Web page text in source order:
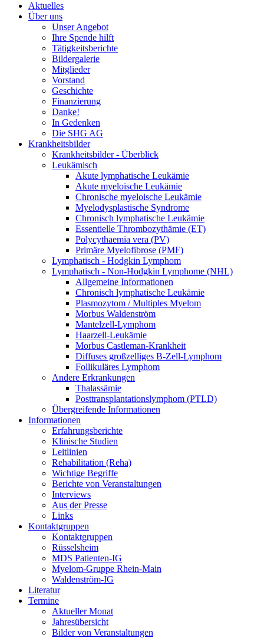
Aktuelles
Über uns
Unser Angebot
Ihre Spende hilft
Tätigkeitsberichte
Bildergalerie
Mitglieder
Vorstand
Geschichte
Finanzierung
Danke!
In Gedenken
Die SHG AG
Krankheitsbilder
Krankheitsbilder - Überblick
Leukämisch
Akute lymphatische Leukämie
Akute myeloische Leukämie
Chronische myeloische Leukämie
Myelodysplastische Syndrome
Chronisch lymphatische Leukämie
Essentielle Thrombozythämie (ET)
Polycythaemia vera (PV)
Primäre Myelofibrose (PMF)
Lymphatisch - Hodgkin Lymphom
Lymphatisch - Non-Hodgkin Lymphome (NHL)
Allgemeine Informationen
Chronisch lymphatische Leukämie
Plasmozytom / Multiples Myelom
Morbus Waldenström
Mantelzell-Lymphom
Haarzell-Leukämie
Morbus Castleman-Krankheit
Diffuses großzelliges B-Zell-Lymphom
Follikuläres Lymphom
Andere Erkrankungen
Thalassämie
Posttransplantationslymphom (PTLD)
Übergreifende Informationen
Informationen
Erfahrungsberichte
Klinische Studien
Leitlinien
Rehabilitation (Reha)
Wichtige Begriffe
Berichte von Veranstaltungen
Interviews
Aus der Presse
Links
Kontaktgruppen
Kontaktgruppen
Rüsselsheim
MDS Patienten-IG
Myelom-Gruppe Rhein-Main
Waldenström-IG
Literatur
Termine
Aktueller Monat
Jahresübersicht
Bilder von Veranstaltungen